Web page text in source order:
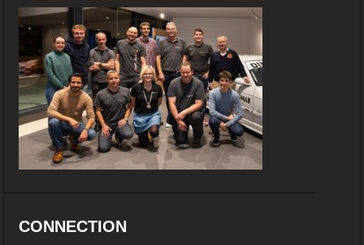
CONNECTION